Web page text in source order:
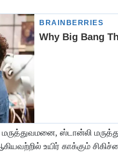
ஸ்டான்லி
உயிர் காக்கும்